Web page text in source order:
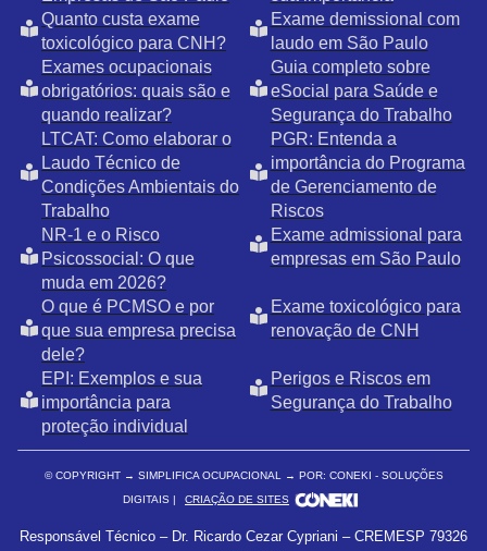
Quanto custa exame
toxicológico para CNH?
Exame demissional com
laudo em São Paulo
Exames ocupacionais
obrigatórios: quais são e
quando realizar?
Guia completo sobre
eSocial para Saúde e
Segurança do Trabalho
LTCAT: Como elaborar o
Laudo Técnico de
Condições Ambientais do
Trabalho
PGR: Entenda a
importância do Programa
de Gerenciamento de
Riscos
NR-1 e o Risco
Psicossocial: O que
muda em 2026?
Exame admissional para
empresas em São Paulo
O que é PCMSO e por
que sua empresa precisa
dele?
Exame toxicológico para
renovação de CNH
EPI: Exemplos e sua
importância para
proteção individual
Perigos e Riscos em
Segurança do Trabalho
© COPYRIGHT → SIMPLIFICA OCUPACIONAL → POR: CONEKI - SOLUÇÕES
DIGITAIS |
CRIAÇÃO DE SITES
Responsável Técnico – Dr. Ricardo Cezar Cypriani – CREMESP 79326